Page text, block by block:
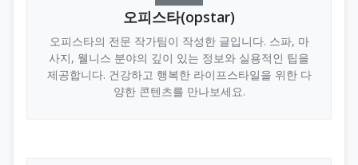
오피스타(opstar)
오피스타의 전문 작가팀이 작성한 글입니다. 스파, 마
사지, 웰니스 분야의 깊이 있는 정보와 실용적인 팁을
제공합니다. 건강하고 행복한 라이프스타일을 위한 다
양한 콘텐츠를 만나보세요.